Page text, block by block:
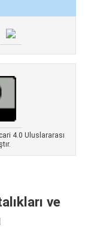
4.0 Uluslararası
ve